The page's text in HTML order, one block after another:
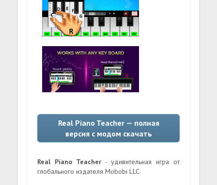
Real Piano Teacher — полная
версия с модом скачать
Real Piano Teacher- удивительная игра от
глобального издателя Mobobi LLC.